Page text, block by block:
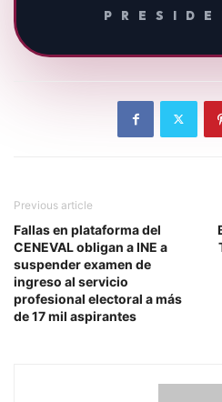
Previous article
Fallas en plataforma del
CENEVAL obligan a INE a
suspender examen de
ingreso al servicio
profesional electoral a más
de 17 mil aspirantes